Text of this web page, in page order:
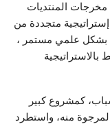
المنتديات
متجددة من
بشكل علمي مستمر ،
بالاستراتيجية
كمشروع كبير
منه، واستطرد